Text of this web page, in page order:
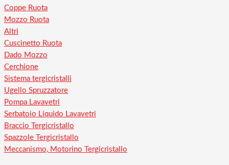
Coppe Ruota
Mozzo Ruota
Altri
Cuscinetto Ruota
Dado Mozzo
Cerchione
Sistema tergicristalli
Ugello Spruzzatore
Pompa Lavavetri
Serbatoio Liquido Lavavetri
Braccio Tergicristallo
Spazzole Tergicristallo
Meccanismo, Motorino Tergicristallo